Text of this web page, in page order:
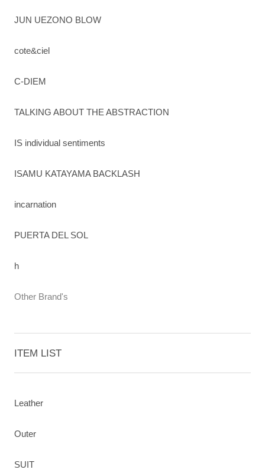
JUN UEZONO BLOW
cote&ciel
C-DIEM
TALKING ABOUT THE ABSTRACTION
IS individual sentiments
ISAMU KATAYAMA BACKLASH
incarnation
PUERTA DEL SOL
h
Other Brand's
ITEM LIST
Leather
Outer
SUIT